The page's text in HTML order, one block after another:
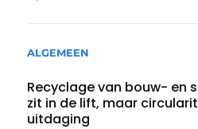
ALGEMEEN
Recyclage van bouw- en
zit in de lift, maar
uitdaging